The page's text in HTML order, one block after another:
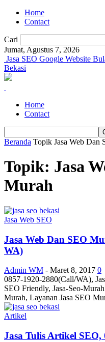
Home
Contact
Cari
Jumat, Agustus 7, 2026
Jasa SEO Google Website
Bekasi
Home
Contact
Beranda Topik Jasa Web Dan
Topik: Jasa
Murah
Jasa Web SEO
Jasa Web Dan SEO
WA)
Admin WM - Maret 8, 2017 0
0857-1920-2880(Call/WA),
SEO Friendly, Jasa-Seo-
Murah, Layanan Jasa SEO
Artikel
Jasa Tulis Artikel SEO,